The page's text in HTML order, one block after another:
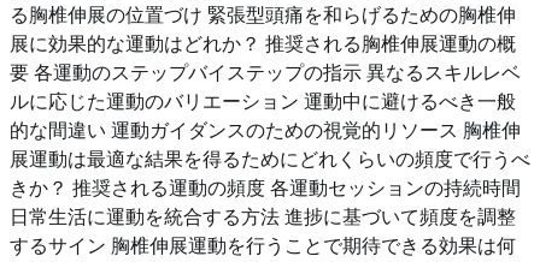
る胸椎伸展の位置づけ 緊張型頭痛を和らげるための胸椎伸
展に効果的な運動はどれか？ 推奨される胸椎伸展運動の概
要 各運動のステップバイステップの指示 異なるスキルレベ
ルに応じた運動のバリエーション 運動中に避けるべき一般
的な間違い 運動ガイダンスのための視覚的リソース 胸椎伸
展運動は最適な結果を得るためにどれくらいの頻度で行うべ
きか？ 推奨される運動の頻度 各運動セッションの持続時間
日常生活に運動を統合する方法 進捗に基づいて頻度を調整
するサイン 胸椎伸展運動を行うことで期待できる効果は何